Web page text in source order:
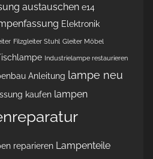
austauschen e14
Elektronik
Filzgleiter Stuhl Gleiter Möbel
Industrielampe restaurieren
Anleitung lampe neu
kaufen lampen
reparieren Lampenteile